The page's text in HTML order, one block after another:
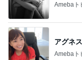
Amebaト
アグネ
Amebaト